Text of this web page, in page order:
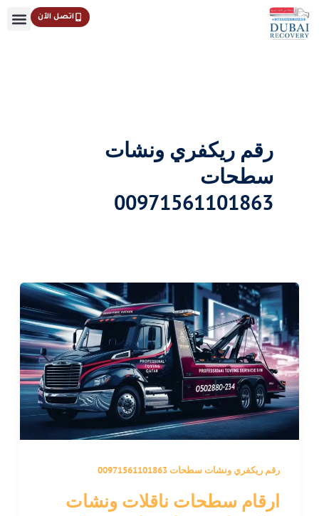
تخطي
إلى
اتصل الآن
رقم ريكفري ونشات
سطحات
00971561101863
رقم ريكفري ونشات سطحات 00971561101863
ارقام سطحات ناقلات ونشات